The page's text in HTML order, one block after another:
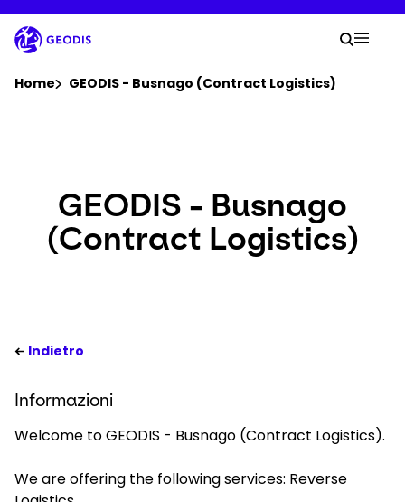
al
contenuto
principale
Sala stampa
Carriera
Tracciamento della spedizione
Selezionare il paese e la lingua
Italy - IT
La
Home GEODIS - Busnago (Contract Logistics)
GEODIS - Busnago
(Contract Logistics)
Indietro
Informazioni
Welcome to GEODIS - Busnago (Contract Logistics).
We are offering the following services: Reverse